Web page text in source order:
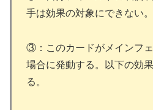
手は効果の対象にできない。
③：このカードがメインフ
場合に発動する。以下の効
る。